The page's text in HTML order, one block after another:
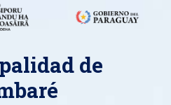
al
contenido
de